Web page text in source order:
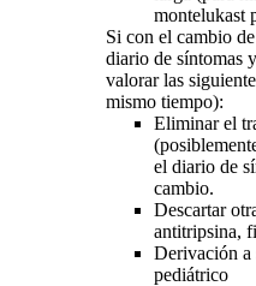
montelukast
Si con el cambio
diario de síntomas
valorar las
mismo tiempo):
Eliminar el
el diario de
cambio.
Descartar
antitripsina,
Derivación a
pediátrico